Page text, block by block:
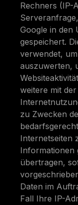
Rechners (IP-
Google in den
gespeichert.
verwendet,
auszuwerten,
weitere mit
zu Zwecken
Internetseiten
Informationen
übertragen,
Daten im
Fall Ihre IP-